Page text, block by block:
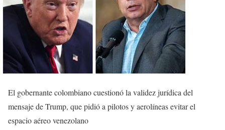
El gobernante colombiano cuestionó la validez jurídica del
mensaje de Trump, que pidió a pilotos y aerolíneas evitar el
espacio aéreo venezolano